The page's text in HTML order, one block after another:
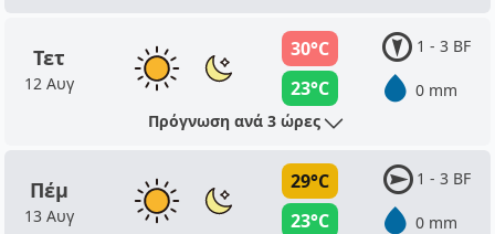
Τετ
12 Αυγ
30°C
23°C
1 - 3 BF
0 mm
Πρόγνωση ανά 3 ώρες
Πέμ
13 Αυγ
29°C
23°C
1 - 3 BF
0 mm